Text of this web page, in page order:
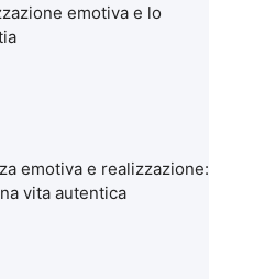
emotiva e lo
emotiva e realizzazione:
vita autentica